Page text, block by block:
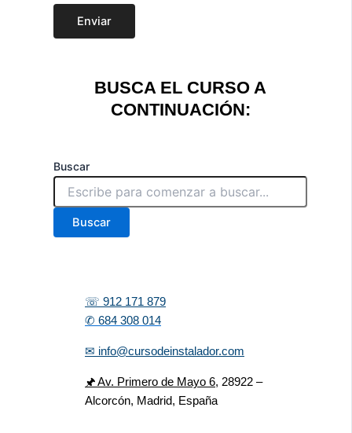
Enviar
BUSCA EL CURSO A
CONTINUACIÓN:
Buscar
Buscar
☏ 912 171 879
✆ 684 308 014
✉ info@cursodeinstalador.com
🖈 Av. Primero de Mayo 6, 28922 –
Alcorcón, Madrid, España